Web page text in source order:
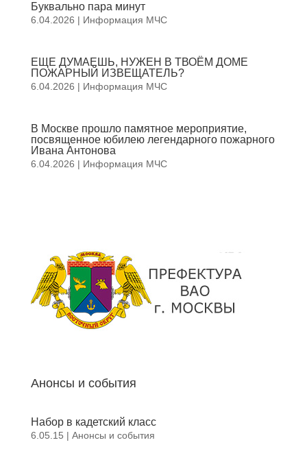
Буквально пара минут
6.04.2026 | Информация МЧС
ЕЩЕ ДУМАЕШЬ, НУЖЕН В ТВОЁМ ДОМЕ
ПОЖАРНЫЙ ИЗВЕЩАТЕЛЬ?
6.04.2026 | Информация МЧС
В Москве прошло памятное мероприятие,
посвященное юбилею легендарного пожарного
Ивана Антонова
6.04.2026 | Информация МЧС
Анонсы и события
Набор в кадетский класс
6.05.15 | Анонсы и события